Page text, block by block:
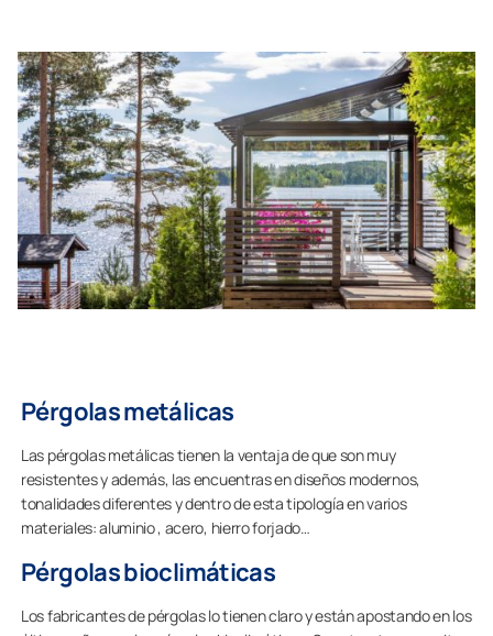
Pérgolas metálicas
Las pérgolas metálicas tienen la ventaja de que son muy
resistentes y además, las encuentras en diseños modernos,
tonalidades diferentes y dentro de esta tipología en varios
materiales: aluminio , acero, hierro forjado…
Pérgolas bioclimáticas
Los fabricantes de pérgolas lo tienen claro y están apostando en los